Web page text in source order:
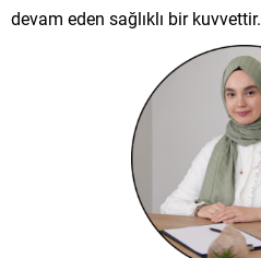
devam eden sağlıklı bir kuvvettir.